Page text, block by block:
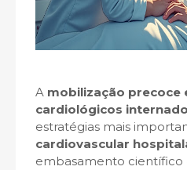
A mobilização precoce
cardiológicos
estratégias mais
cardiovascular
embasamento científico